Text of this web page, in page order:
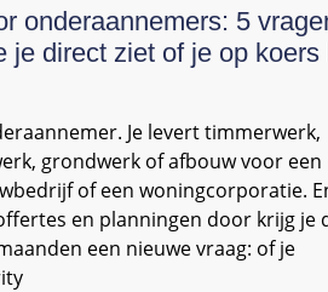
onderaannemers: 5
je direct ziet of je op koers
Je levert timmerwerk,
grondwerk of afbouw voor een
of een woningcorporatie.
en planningen door krijg je
een nieuwe vraag: of je